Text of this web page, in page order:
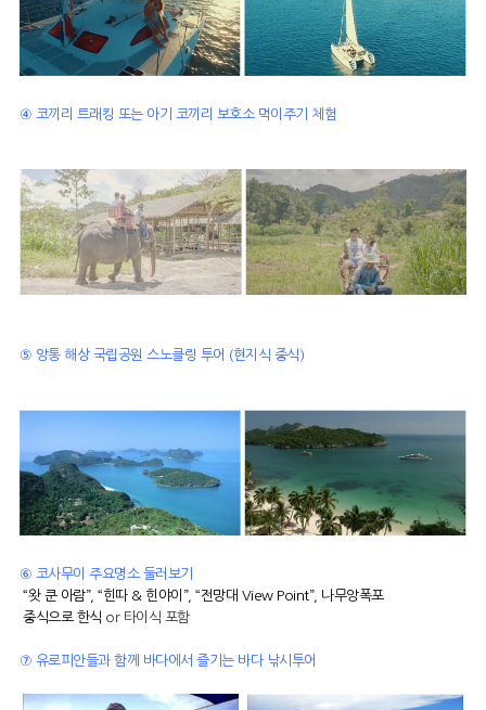
④ 코끼리 트래킹 또는 아기 코끼리 보호소 먹이주기 체험
⑤ 앙통 해상 국립공원 스노클링 투어 (현지식 중식)
⑥ 코사무이 주요명소 둘러보기
“왓 쿤 아람”, “힌따 & 힌야이”, “전망대 View Point”, 나무앙폭포
중식으로 한식 or 타이식 포함
⑦ 유로피안들과 함께 바다에서 즐기는 바다 낚시투어